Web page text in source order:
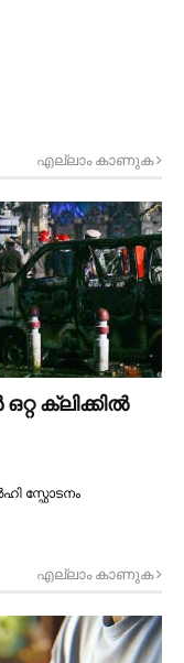
എല്ലാം കാണുക
ക്ലിക്കിൽ
സ്ഫോടനം
എല്ലാം കാണുക